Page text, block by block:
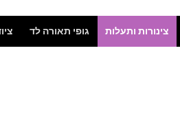
גופי תאורה לד צינורות ותעלות